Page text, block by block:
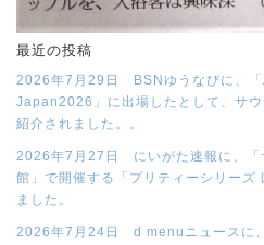
最近の投稿
2026年7月29日 BSNゆうなびに、
Japan2026」に出場したとして、サ
紹介されました。。
2026年7月27日 にいがた速報に、「
館」で開催する「プリティーシリーズ
ました。
2026年7月24日 d menuニュースに